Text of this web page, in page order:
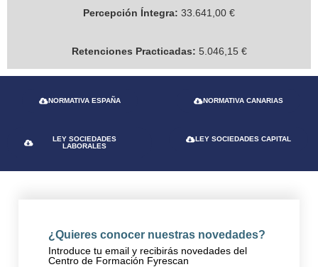
Percepción Íntegra: 33.641,00 €
Retenciones Practicadas: 5.046,15 €
NORMATIVA ESPAÑA NORMATIVA CANARIAS
LEY SOCIEDADES
LABORALES
LEY SOCIEDADES CAPITAL
¿Quieres conocer nuestras novedades?
Introduce tu email y recibirás novedades del
Centro de Formación Fyrescan